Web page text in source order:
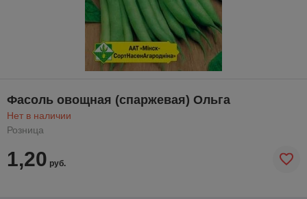
Фасоль овощная (спаржевая) Ольга
Нет в наличии
Розница
1,20 руб.